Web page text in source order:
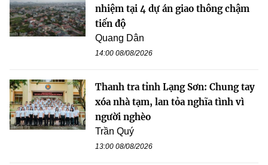
nhiệm tại 4 dự án giao thông chậm
tiến độ
Quang Dân
14:00 08/08/2026
Thanh tra tỉnh Lạng Sơn: Chung tay
xóa nhà tạm, lan tỏa nghĩa tình vì
người nghèo
Trần Quý
13:00 08/08/2026